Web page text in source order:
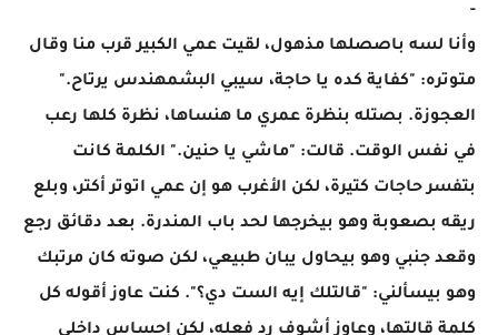
-
وأنا لسه باصصلها مذهول، لقيت عمي الكبير قرب منا وقال
متوتره: "كفاية كده يا حاجة، سيبي البشمهندس يرتاح."
العجوزة. بصتله بنظرة عمري ما هنساها، نظرة كلها رعب
في نفس الوقت. قالت: "ماشي يا حنين." الكلمة كانت
بتفسر حاجات كتيرة، لكن الأغرب هو إن عمي اتوتر أكتر، وبلع
ريقه بصعوبة وهو بيخرجها لحد باب المندرة. بعد دقائق رجع
وقعد جنبي وهو بيحاول يبان طبيعي، لكن صوته كان مرتبك
وهو بيسألني: "قالتلك إيه الست دي؟". كنت عاوز أقوله كل
كلمة قالتها، وعاوز أشوف رد فعله، لكن إحساس داخلي